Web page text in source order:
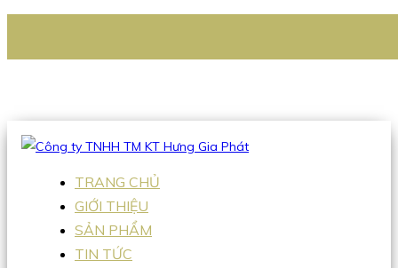
Hotline:0938 336 079
TRANG CHỦ
GIỚI THIỆU
SẢN PHẨM
TIN TỨC